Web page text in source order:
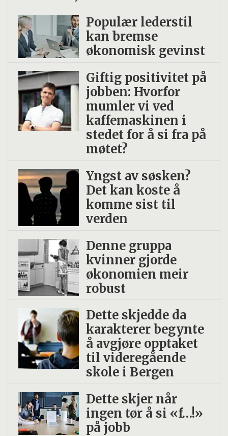
Populær lederstil
kan bremse
økonomisk gevinst
Giftig positivitet på
jobben: Hvorfor
mumler vi ved
kaffemaskinen i
stedet for å si fra på
møtet?
Yngst av søsken?
Det kan koste å
komme sist til
verden
Denne gruppa
kvinner gjorde
økonomien meir
robust
Dette skjedde da
karakterer begynte
å avgjøre opptaket
til videregående
skole i Bergen
Dette skjer når
ingen tør å si «f…!»
på jobb